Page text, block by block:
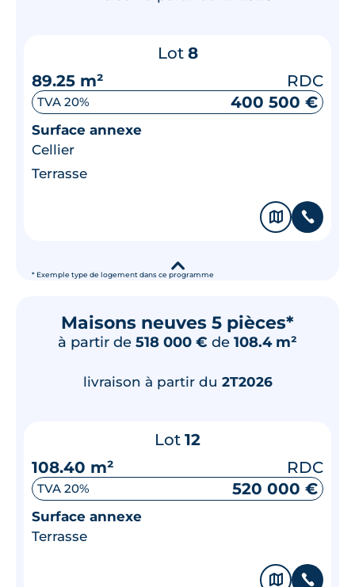
* Exemple type de logement dans ce programme
Lot 8
89.25 m²
RDC
TVA 20% 400 500 €
Surface annexe
Cellier
Terrasse
🗞 📞
▾
Maisons neuves 5 pièces*
à partir de 518 000 € de 108.4 m²
livraison à partir du 2T2026
Lot 12
108.40 m²
RDC
TVA 20% 520 000 €
Surface annexe
Terrasse
🗞 📞